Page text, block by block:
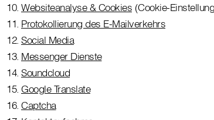
Websiteanalyse & Cookies (Cookie-
Protokollierung des E-Mailverkehrs
Social Media
Messenger Dienste
Soundcloud
Google Translate
Captcha